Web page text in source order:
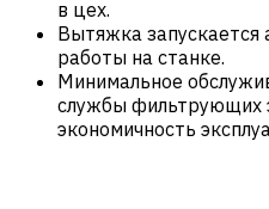
в цех.
Вытяжка запускается
работы на станке.
Минимальное
службы фильтрующих
экономичность